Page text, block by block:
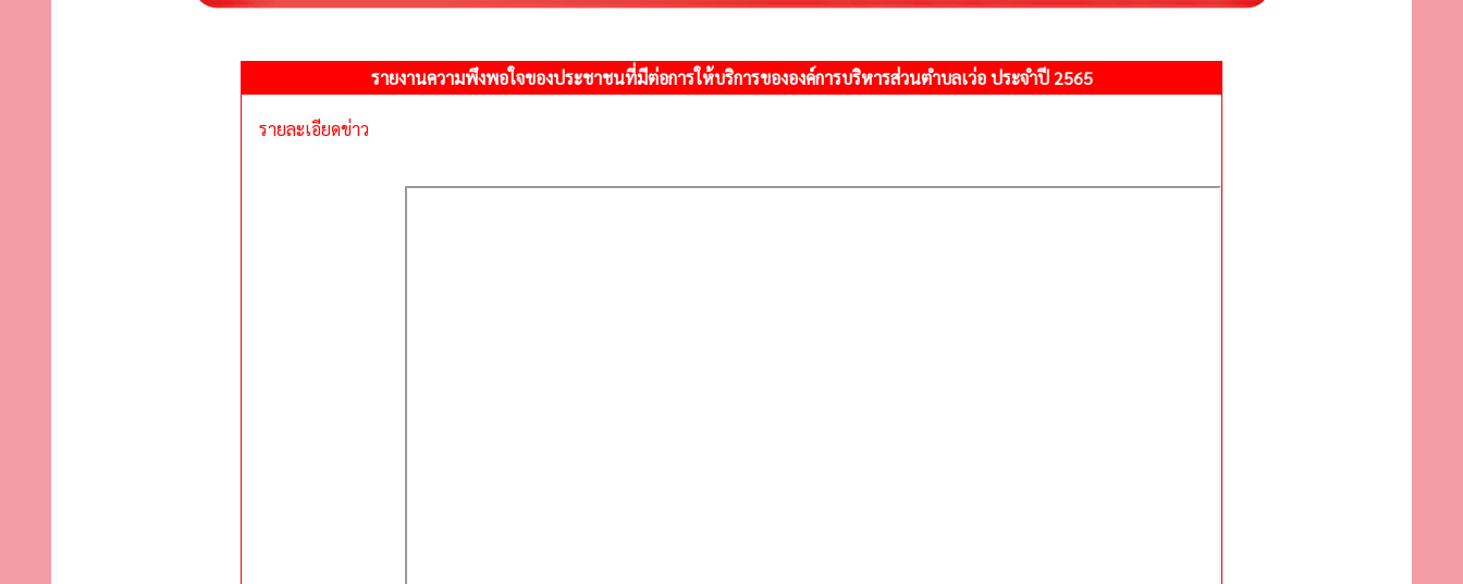
รายงานความพึงพอใจของประชาชนที่มีต่อการให้บริการขององค์การบริหารส่วนตำบลเว่อ ประจำปี 2565
รายละเอียดข่าว